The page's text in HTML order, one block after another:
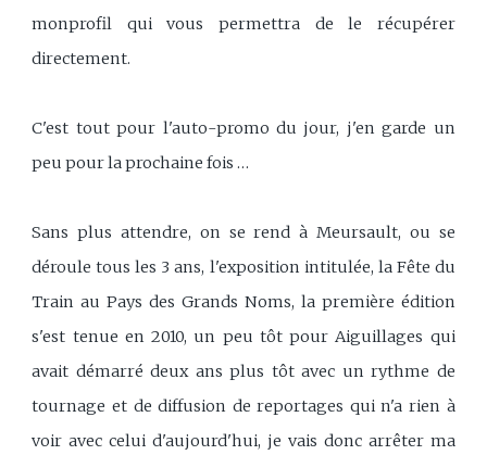
monprofil qui vous permettra de le récupérer
directement.
C'est tout pour l'auto-promo du jour, j'en garde un
peu pour la prochaine fois …
Sans plus attendre, on se rend à Meursault, ou se
déroule tous les 3 ans, l'exposition intitulée, la Fête du
Train au Pays des Grands Noms, la première édition
s'est tenue en 2010, un peu tôt pour Aiguillages qui
avait démarré deux ans plus tôt avec un rythme de
tournage et de diffusion de reportages qui n'a rien à
voir avec celui d'aujourd'hui, je vais donc arrêter ma